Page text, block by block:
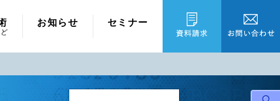
お知らせ セミナー